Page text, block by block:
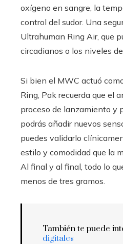
oxígeno en sangre, la
control del sudor. Una
Ultrahuman Ring Air, que
circadianos o los niveles
Si bien el MWC actuó
Ring, Pak recuerda que el
proceso de lanzamiento y
podrás añadir nuevos
puedes validarlo
estilo y comodidad que la
Al final y al final, todo lo
menos de tres gramos.
También te puede
digitales